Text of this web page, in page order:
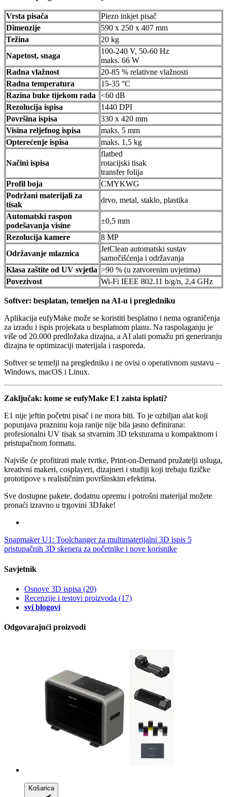
Vrsta pisača
Piezo inkjet pisač
Dimenzije
590 x 250 x 407 mm
Težina
20 kg
Napetost, snaga
100-240 V, 50-60 Hz
maks. 66 W
Radna vlažnost
20-85 % relativne vlažnosti
Radna temperatura
15-35 °C
Razina buke tijekom rada
<60 dB
Rezolucija ispisa
1440 DPI
Površina ispisa
330 x 420 mm
Visina reljefnog ispisa
maks. 5 mm
Opterećenje ispisa
maks. 1,5 kg
Načini ispisa
flatbed
rotacijski tisak
transfer folija
Profil boja
CMYKWG
Podržani materijali za
tisak
drvo, metal, staklo, plastika
Automatski raspon
podešavanja visine
±0,5 mm
Rezolucija kamere
8 MP
Održavanje mlaznica
JetClean automatski sustav
samočišćenja i održavanja
Klasa zaštite od UV svjetla >90 % (u zatvorenim uvjetima)
Povezivost
Wi-Fi IEEE 802.11 b/g/n, 2,4 GHz
Softver: besplatan, temeljen na AI-u i pregledniku
Aplikacija eufyMake može se koristiti besplatno i nema ograničenja
za izradu i ispis projekata u besplatnom planu. Na raspolaganju je
više od 20.000 predložaka dizajna, a AI alati pomažu pri generiranju
dizajna te optimizaciji materijala i rasporeda.
Softver se temelji na pregledniku i ne ovisi o operativnom sustavu –
Windows, macOS i Linux.
Zaključak: kome se eufyMake E1 zaista isplati?
E1 nije jeftin početni pisač i ne mora biti. To je ozbiljan alat koji
popunjava prazninu koja ranije nije bila jasno definirana:
profesionalni UV tisak sa stvarnim 3D teksturama u kompaktnom i
pristupačnom formatu.
Najviše će profitirati male tvrtke, Print-on-Demand pružatelji usluga,
kreativni makeri, cosplayeri, dizajneri i studiji koji trebaju fizičke
prototipove s realističnim površinskim efektima.
Sve dostupne pakete, dodatnu opremu i potrošni materijal možete
pronaći izravno u trgovini 3DJake!
Snapmaker U1: Toolchanger za multimaterijalni 3D ispis 5
pristupačnih 3D skenera za početnike i nove korisnike
Savjetnik
Osnove 3D ispisa (20)
Recenzije i testovi proizvoda (17)
svi blogovi
Odgovarajući proizvodi
Košarica